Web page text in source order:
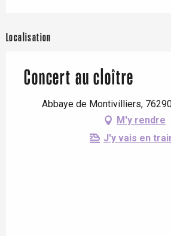
Localisation
Concert au cloître
Abbaye de Montivilliers,
M'y rendre
J'y vais en